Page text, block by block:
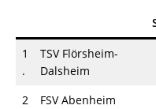
1
.
TSV Flörsheim-
Dalsheim
2
FSV Abenheim